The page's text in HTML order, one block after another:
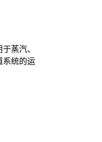
蒸汽、
系统的运